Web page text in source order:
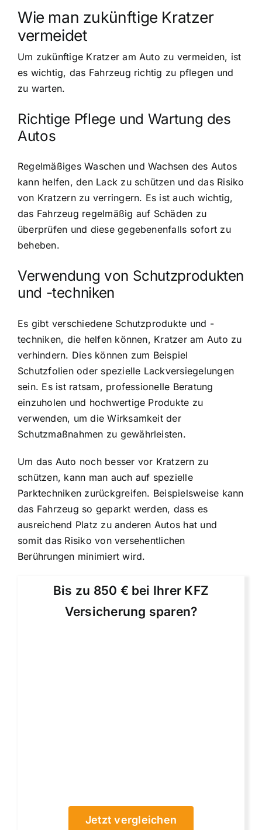
Wie man zukünftige Kratzer
vermeidet
Um zukünftige Kratzer am Auto zu vermeiden, ist
es wichtig, das Fahrzeug richtig zu pflegen und
zu warten.
Richtige Pflege und Wartung des
Autos
Regelmäßiges Waschen und Wachsen des Autos
kann helfen, den Lack zu schützen und das Risiko
von Kratzern zu verringern. Es ist auch wichtig,
das Fahrzeug regelmäßig auf Schäden zu
überprüfen und diese gegebenenfalls sofort zu
beheben.
Verwendung von Schutzprodukten
und -techniken
Es gibt verschiedene Schutzprodukte und -
techniken, die helfen können, Kratzer am Auto zu
verhindern. Dies können zum Beispiel
Schutzfolien oder spezielle Lackversiegelungen
sein. Es ist ratsam, professionelle Beratung
einzuholen und hochwertige Produkte zu
verwenden, um die Wirksamkeit der
Schutzmaßnahmen zu gewährleisten.
Um das Auto noch besser vor Kratzern zu
schützen, kann man auch auf spezielle
Parktechniken zurückgreifen. Beispielsweise kann
das Fahrzeug so geparkt werden, dass es
ausreichend Platz zu anderen Autos hat und
somit das Risiko von versehentlichen
Berührungen minimiert wird.
Bis zu 850 € bei Ihrer KFZ
Versicherung sparen?
Jetzt vergleichen